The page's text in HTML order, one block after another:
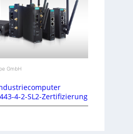
GmbH
4-2-SL2-Zertifizierung